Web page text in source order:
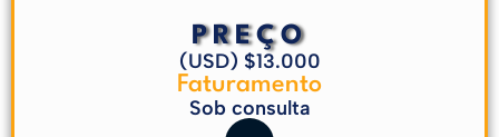
PREÇO
(USD) $13.000
Faturamento
Sob consulta